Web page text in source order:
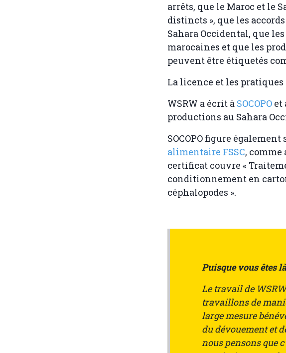
arrêts, que le Maroc et le
distincts », que les
Sahara Occidental, que
marocaines et que les
peuvent être étiquetés
La licence et les
WSRW a écrit à SOCOPO et
productions au Sahara
SOCOPO figure également
alimentaire FSSC, comme
certificat couvre «
conditionnement en
céphalopodes ».
Puisque vous êtes
Le travail de
travaillons de
large mesure
du dévouement et
nous pensons que